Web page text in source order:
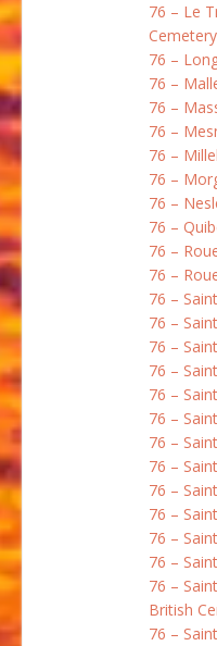
76 – Le
Cemetery
76 –
76 –
76 –
76 –
76 –
76 –
76 –
76 –
76 –
76 –
76 –
76 –
76 –
76 –
76 –
76 –
76 –
76 –
76 –
76 –
76 –
76 –
76 –
British
76 –